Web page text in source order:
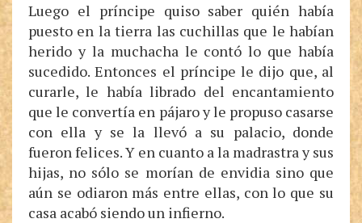
Luego el príncipe quiso saber quién había
puesto en la tierra las cuchillas que le habían
herido y la muchacha le contó lo que había
sucedido. Entonces el príncipe le dijo que, al
curarle, le había librado del encantamiento
que le convertía en pájaro y le propuso casarse
con ella y se la llevó a su palacio, donde
fueron felices. Y en cuanto a la madrastra y sus
hijas, no sólo se morían de envidia sino que
aún se odiaron más entre ellas, con lo que su
casa acabó siendo un infierno.